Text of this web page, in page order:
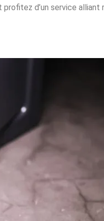
d’un service